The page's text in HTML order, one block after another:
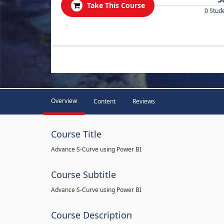
Take This Course
0
.
Overview Content Reviews
Course Title
Advance S-Curve using Power BI
Course Subtitle
Advance S-Curve using Power BI
Course Description